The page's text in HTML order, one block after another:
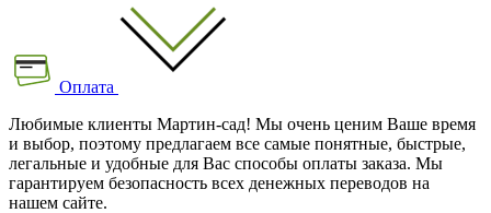
Оплата
Любимые клиенты Мартин-сад! Мы очень ценим Ваше время
и выбор, поэтому предлагаем все самые понятные, быстрые,
легальные и удобные для Вас способы оплаты заказа. Мы
гарантируем безопасность всех денежных переводов на
нашем сайте.